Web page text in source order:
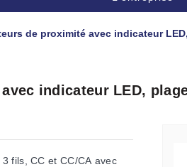
de proximité avec indicateur
indicateur LED,
fils, CC et CC/CA avec